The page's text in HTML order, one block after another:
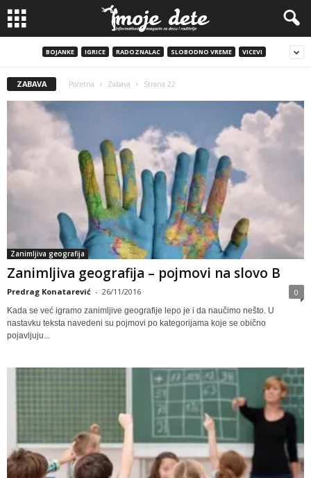
BOJANKE IGRICE RADOZNALAC SLOBODNO VREME VICEVI
ZABAVA Početna Zabava Strana 22
Zanimljiva geografija
Zanimljiva geografija – pojmovi na slovo B
Predrag Konatarević - 26/11/2016 0
Kada se već igramo zanimljive geografije lepo je i da naučimo nešto. U
nastavku teksta navedeni su pojmovi po kategorijama koje se obično
pojavljuju...